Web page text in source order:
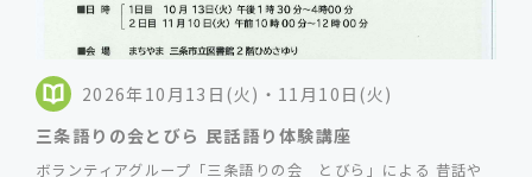
2026年10月13日(火)・11月10日(火)
三条語りの会とびら 民話語り体験講座
ボランティアグループ「三条語りの会 とびら」による 昔話や